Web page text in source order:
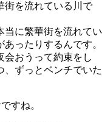
街を流れている川で
に繁華街を流れてい
ったりするんです。
会おうって約束をし
、ずっとベンチでいた
すね。